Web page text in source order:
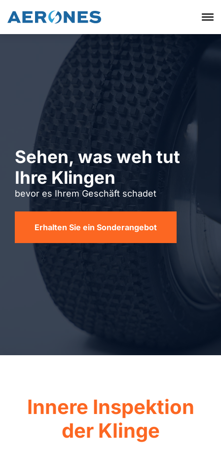
Sehen, was weh tut
Ihre Klingen
bevor es Ihrem Geschäft schadet
Erhalten Sie ein Sonderangebot
Innere Inspektion
der Klinge